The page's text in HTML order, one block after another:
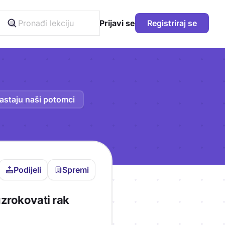
Prijavi se Registriraj se
naši potomci
Podijeli Spremi
da bi pohraniorak